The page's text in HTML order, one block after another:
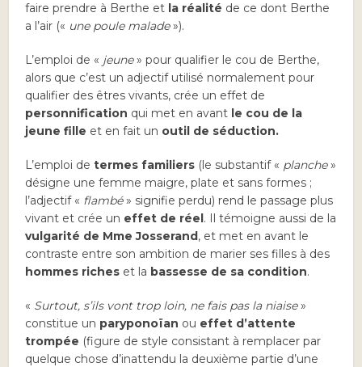
faire prendre à Berthe et la réalité de ce dont Berthe
a l’air (« une poule malade»).
L’emploi de « jeune» pour qualifier le cou de Berthe,
alors que c’est un adjectif utilisé normalement pour
qualifier des êtres vivants, crée un effet de
personnification qui met en avant le cou de la
jeune fille et en fait un outil de séduction.
L’emploi determes familiers (le substantif « planche»
désigne une femme maigre, plate et sans formes ;
l’adjectif « flambé» signifie perdu) rend le passage plus
vivant et crée un effet de réel. Il témoigne aussi de la
vulgarité de Mme Josserand, et met en avant le
contraste entre son ambition de marier ses filles à des
hommes riches et la bassesse de sa condition.
« Surtout, s’ils vont trop loin, ne fais pas la niaise»
constitue un paryponoïan ou effet d’attente
trompée (figure de style consistant à remplacer par
quelque chose d’inattendu la deuxième partie d’une